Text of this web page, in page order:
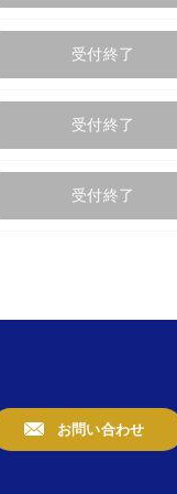
受付終了
受付終了
受付終了
お問い合わせ